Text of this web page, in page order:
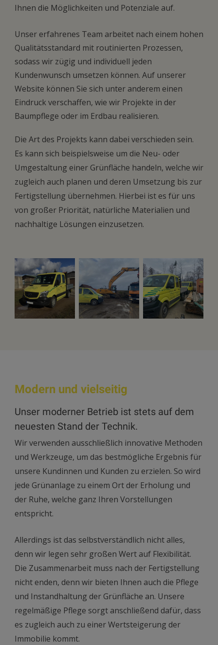
Ihnen die Möglichkeiten und Potenziale auf.
Unser erfahrenes Team arbeitet nach einem hohen
Qualitätsstandard mit routinierten Prozessen,
sodass wir zügig und individuell jeden
Kundenwunsch umsetzen können. Auf unserer
Website können Sie sich unter anderem einen
Eindruck verschaffen, wie wir Projekte in der
Baumpflege oder im Erdbau realisieren.
Die Art des Projekts kann dabei verschieden sein.
Es kann sich beispielsweise um die Neu- oder
Umgestaltung einer Grünfläche handeln, welche wir
zugleich auch planen und deren Umsetzung bis zur
Fertigstellung übernehmen. Hierbei ist es für uns
von großer Priorität, natürliche Materialien und
nachhaltige Lösungen einzusetzen.
Modern und vielseitig
Unser moderner Betrieb ist stets auf dem
neuesten Stand der Technik.
Wir verwenden ausschließlich innovative Methoden
und Werkzeuge, um das bestmögliche Ergebnis für
unsere Kundinnen und Kunden zu erzielen. So wird
jede Grünanlage zu einem Ort der Erholung und
der Ruhe, welche ganz Ihren Vorstellungen
entspricht.
Allerdings ist das selbstverständlich nicht alles,
denn wir legen sehr großen Wert auf Flexibilität.
Die Zusammenarbeit muss nach der Fertigstellung
nicht enden, denn wir bieten Ihnen auch die Pflege
und Instandhaltung der Grünfläche an. Unsere
regelmäßige Pflege sorgt anschließend dafür, dass
es zugleich auch zu einer Wertsteigerung der
Immobilie kommt.